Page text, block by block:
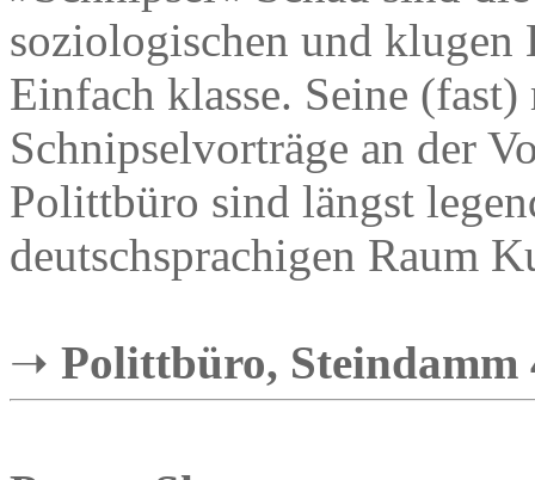
soziologischen und klugen
Einfach klasse. Seine
Schnipselvorträge an der
Polittbüro sind längst
deutschsprachigen Raum
➝ Polittbüro, Steindamm